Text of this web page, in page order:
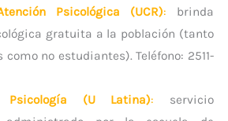
Psicológica (UCR): brinda
gratuita a la población (tanto
no estudiantes). Teléfono: 2511-
(U Latina): servicio